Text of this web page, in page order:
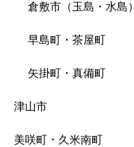
倉敷市（玉島・水島）
早島町・茶屋町
矢掛町・真備町
津山市
美咲町・久米南町